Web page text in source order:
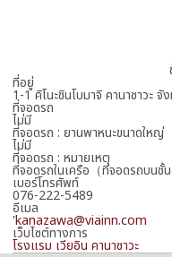
ที่อยู่
1-1 คิโนะชินโบมาจิ คานาซาวะ
ที่จอดรถ
ไม่มี
ที่จอดรถ : ยานพาหนะขนาดใหญ่
ไม่มี
ที่จอดรถ : หมายเหตุ
ที่จอดรถในเครือ（ที่จอดรถบนชั้น
เบอร์โทรศัพท์
076-222-5489
อีเมล
'kanazawa@viainn.com
เว็บไซต์ทางการ
โรงแรม เวียอิน คานาซาวะ